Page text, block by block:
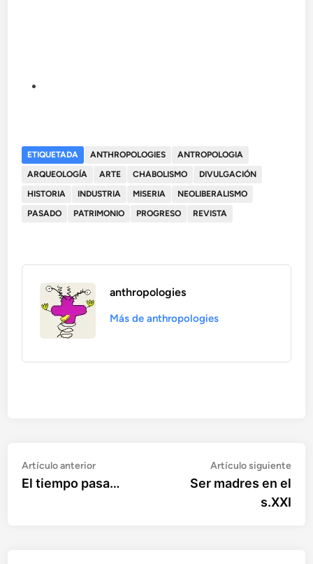
ETIQUETADA ANTHROPOLOGIES
ANTROPOLOGIA
ARQUEOLOGÍA
ARTE CHABOLISMO
DIVULGACIÓN
HISTORIA
INDUSTRIA MISERIA
NEOLIBERALISMO
PASADO
PATRIMONIO PROGRESO REVISTA
anthropologies
Más de anthropologies
Navegación
de
Artículo anteriorArtículo
anterior:
El tiempo pasa…
Artículo siguiente
Ser madres en el
s.XXI